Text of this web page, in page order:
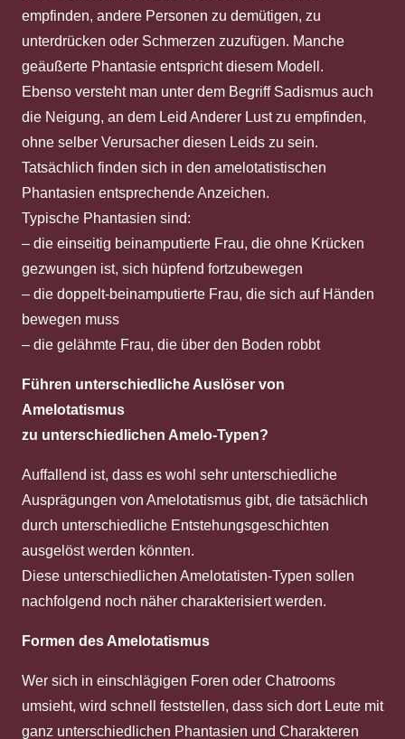
empfinden, andere Personen zu demütigen, zu
unterdrücken oder Schmerzen zuzufügen. Manche
geäußerte Phantasie entspricht diesem Modell.
Ebenso versteht man unter dem Begriff Sadismus auch
die Neigung, an dem Leid Anderer Lust zu empfinden,
ohne selber Verursacher diesen Leids zu sein.
Tatsächlich finden sich in den amelotatistischen
Phantasien entsprechende Anzeichen.
Typische Phantasien sind:
– die einseitig beinamputierte Frau, die ohne Krücken
gezwungen ist, sich hüpfend fortzubewegen
– die doppelt-beinamputierte Frau, die sich auf Händen
bewegen muss
– die gelähmte Frau, die über den Boden robbt
Führen unterschiedliche Auslöser von
Amelotatismus
zu unterschiedlichen Amelo-Typen?
Auffallend ist, dass es wohl sehr unterschiedliche
Ausprägungen von Amelotatismus gibt, die tatsächlich
durch unterschiedliche Entstehungsgeschichten
ausgelöst werden könnten.
Diese unterschiedlichen Amelotatisten-Typen sollen
nachfolgend noch näher charakterisiert werden.
Formen des Amelotatismus
Wer sich in einschlägigen Foren oder Chatrooms
umsieht, wird schnell feststellen, dass sich dort Leute mit
ganz unterschiedlichen Phantasien und Charakteren